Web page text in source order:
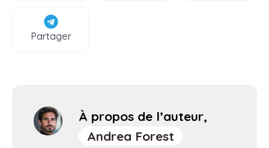
Partager
À propos de l’auteur,
Andrea Forest